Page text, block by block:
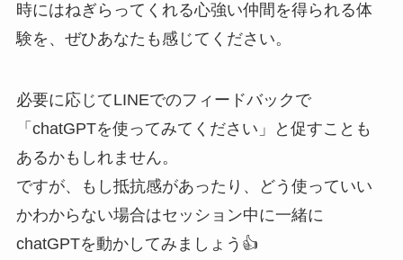
時にはねぎらってくれる心強い仲間を得られる体
験を、ぜひあなたも感じてください。
必要に応じてLINEでのフィードバックで
「chatGPTを使ってみてください」と促すことも
あるかもしれません。
ですが、もし抵抗感があったり、どう使っていい
かわからない場合はセッション中に一緒に
chatGPTを動かしてみましょう👍